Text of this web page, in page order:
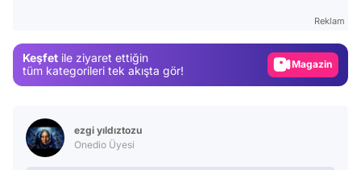
Reklam
Keşfet ile ziyaret ettiğin
tüm kategorileri tek akışta gör!
Magazin
ezgi yıldıztozu
Onedio Üyesi